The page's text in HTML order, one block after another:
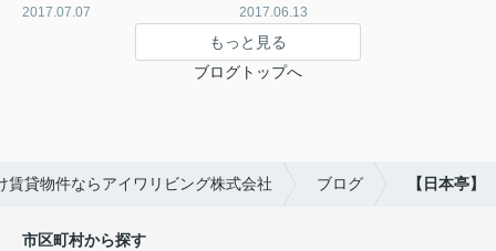
2017.07.07 2017.06.13
もっと見る
ブログトップへ
賃貸物件ならアイワリビング株式会社 ブログ 【日本亭】
市区町村から探す